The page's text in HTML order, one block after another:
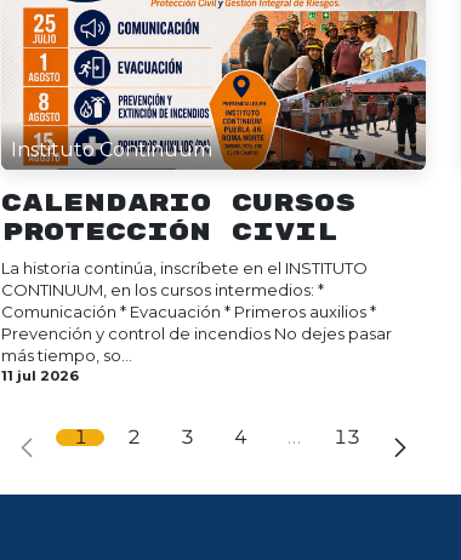
Instituto Continuum
Calendario Cursos
Protección Civil
La historia continúa, inscríbete en el INSTITUTO
CONTINUUM, en los cursos intermedios: *
Comunicación * Evacuación * Primeros auxilios *
Prevención y control de incendios No dejes pasar
más tiempo, so...
11 jul 2026
1 2 3 4 … 13